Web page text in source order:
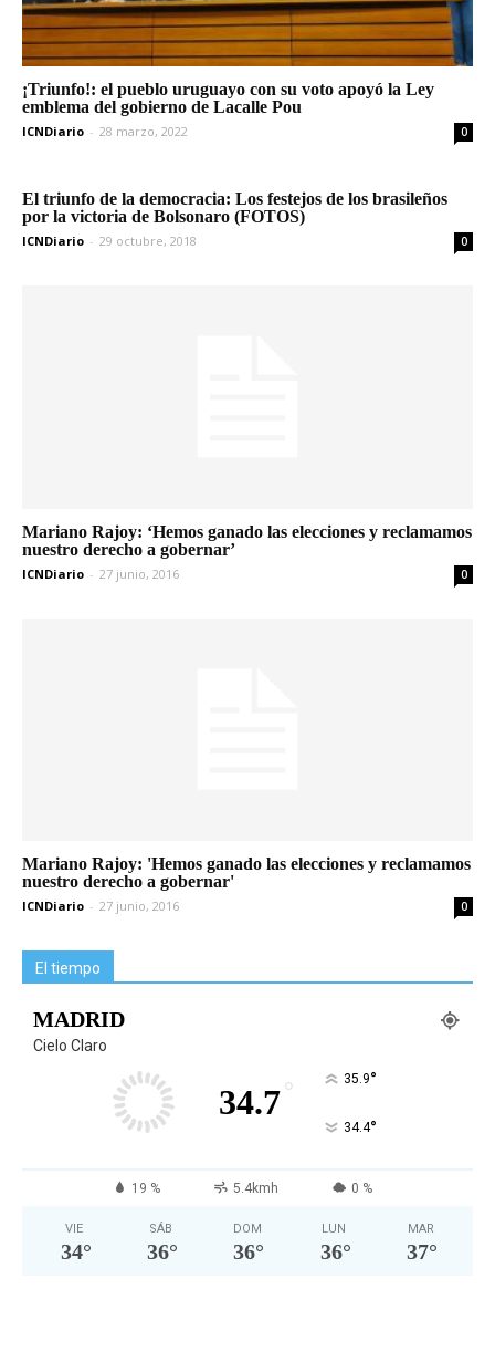
¡Triunfo!: el pueblo uruguayo con su voto apoyó la Ley
emblema del gobierno de Lacalle Pou
ICNDiario - 28 marzo, 2022 0
El triunfo de la democracia: Los festejos de los brasileños
por la victoria de Bolsonaro (FOTOS)
ICNDiario - 29 octubre, 2018 0
Mariano Rajoy: ‘Hemos ganado las elecciones y reclamamos
nuestro derecho a gobernar’
ICNDiario - 27 junio, 2016 0
Mariano Rajoy: 'Hemos ganado las elecciones y reclamamos
nuestro derecho a gobernar'
ICNDiario - 27 junio, 2016 0
El tiempo
MADRID
Cielo Claro
34.7° 35.9°
34.4°
19 % 5.4kmh 0 %
VIE
34°
SÁB
36°
DOM
36°
LUN
36°
MAR
37°